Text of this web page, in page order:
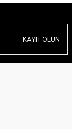
KAYIT OLUN